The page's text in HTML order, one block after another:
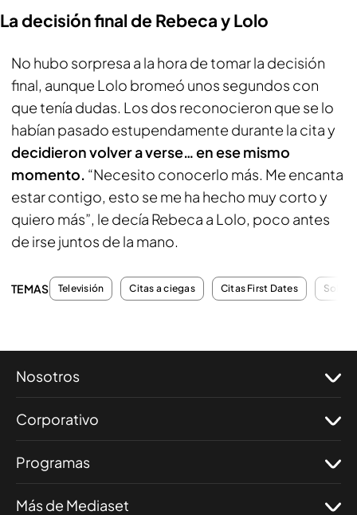
La decisión final de Rebeca y Lolo
No hubo sorpresa a la hora de tomar la decisión
final, aunque Lolo bromeó unos segundos con
que tenía dudas. Los dos reconocieron que se lo
habían pasado estupendamente durante la cita y
decidieron volver a verse… en ese mismo
momento. “Necesito conocerlo más. Me encanta
estar contigo, esto se me ha hecho muy corto y
quiero más”, le decía Rebeca a Lolo, poco antes
de irse juntos de la mano.
TEMAS Televisión Citas a ciegas Citas First Dates
Nosotros
Corporativo
Programas
Más de Mediaset